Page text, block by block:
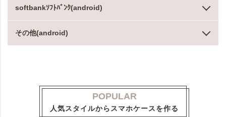
softbankｿﾌﾄﾊﾞﾝｸ(android)
その他(android)
POPULAR
人気スタイルからスマホケースを作る